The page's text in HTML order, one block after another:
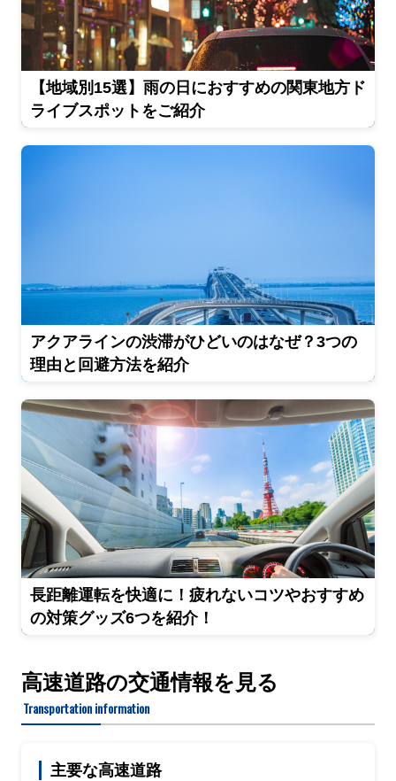
【地域別15選】雨の日におすすめの関東地方ド
ライブスポットをご紹介
アクアラインの渋滞がひどいのはなぜ？3つの
理由と回避方法を紹介
長距離運転を快適に！疲れないコツやおすすめ
の対策グッズ6つを紹介！
高速道路の交通情報を見る
Transportation information
主要な高速道路